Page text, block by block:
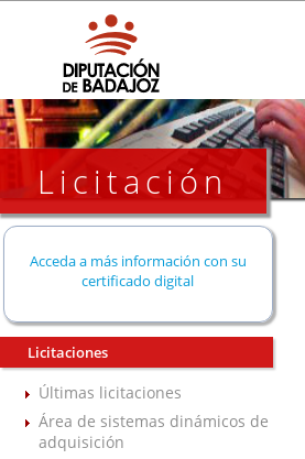
Licitación
Acceda a más información con su
certificado digital
Licitaciones
Últimas licitaciones
Área de sistemas dinámicos de
adquisición